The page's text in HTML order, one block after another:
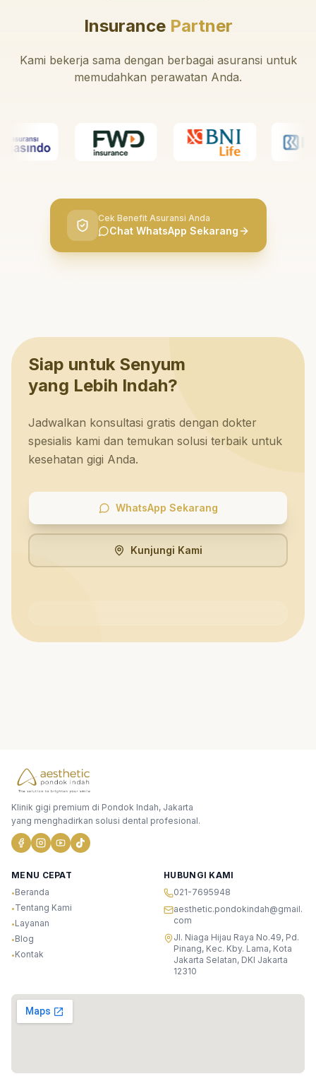
InsurancePartner
Kami bekerja sama dengan berbagai asuransi untuk
memudahkan perawatan Anda.
Cek Benefit Asuransi Anda
Chat WhatsApp Sekarang
Siap untuk Senyum
yang Lebih Indah?
Jadwalkan konsultasi gratis dengan dokter
spesialis kami dan temukan solusi terbaik untuk
kesehatan gigi Anda.
WhatsApp Sekarang
Kunjungi Kami
Klinik gigi premium di Pondok Indah, Jakarta
yang menghadirkan solusi dental profesional.
MENU CEPAT
•Beranda
•Tentang Kami
•Layanan
•Blog
•Kontak
HUBUNGI KAMI
021-7695948
aesthetic.pondokindah@gmail.
com
Jl. Niaga Hijau Raya No.49, Pd.
Pinang, Kec. Kby. Lama, Kota
Jakarta Selatan, DKI Jakarta
12310